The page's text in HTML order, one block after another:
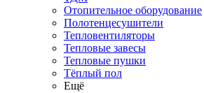
Отопительное оборудование
Полотенцесушители
Тепловентиляторы
Тепловые завесы
Тепловые пушки
Тёплый пол
Ещё